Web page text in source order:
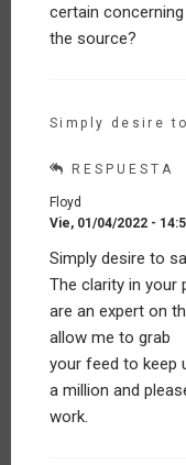
Familiar
en
Covid-
por
(no
verificado)
certain concerning
the source?
Simply desire
RESPUESTA
Floyd
Vie, 01/04/2022 -
respuesta
Reflexiones
sobre
Agricultura
Familiar
en
Simply desire to
The clarity in your
are an expert on
allow me to grab
your feed to keep
a million and
work.